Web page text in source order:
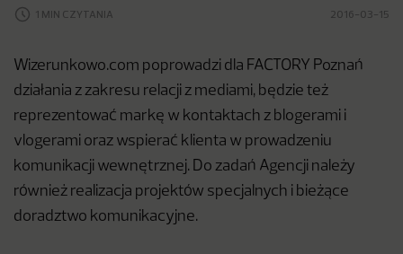
1 MIN CZYTANIA 2016-03-15
Wizerunkowo.com poprowadzi dla FACTORY Poznań
działania z zakresu relacji z mediami, będzie też
reprezentować markę w kontaktach z blogerami i
vlogerami oraz wspierać klienta w prowadzeniu
komunikacji wewnętrznej. Do zadań Agencji należy
również realizacja projektów specjalnych i bieżące
doradztwo komunikacyjne.